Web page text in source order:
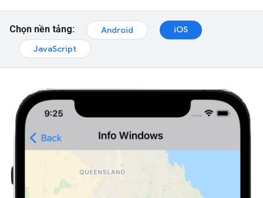
Chọn nền tảng: Android
iOS
JavaScript